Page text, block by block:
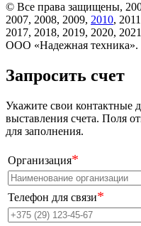
© Все права защищены,
2007, 2008, 2009, 2010,
2017, 2018, 2019, 2020,
ООО «Надежная
Запросить счет
Укажите свои контактные
выставления счета. Поля
для заполнения.
Организация*
Телефон для связи*